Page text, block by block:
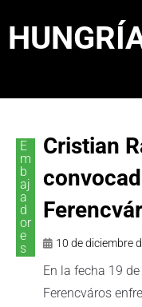
E
m
b
aj
a
d
or
e
s
Cristian
10 de diciembre
En la fecha 19
Ferencváros